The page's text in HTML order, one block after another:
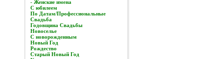
- Женские имена
С юбилеем
По Датам/Профессиональные
Свадьба
Годовщина Свадьбы
Новоселье
С новорожденным
Новый Год
Рождество
Старый Новый Год